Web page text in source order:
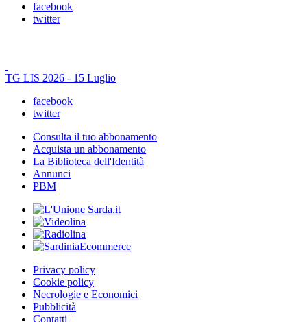
facebook
twitter
TG LIS 2026 - 15 Luglio
facebook
twitter
Consulta il tuo abbonamento
Acquista un abbonamento
La Biblioteca dell'Identità
Annunci
PBM
Privacy policy
Cookie policy
Necrologie e Economici
Pubblicità
Contatti